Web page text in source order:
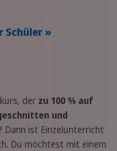
Schüler »
der zu 100 % auf
und
Dann ist Einzelunterricht
Du möchtest mit einem